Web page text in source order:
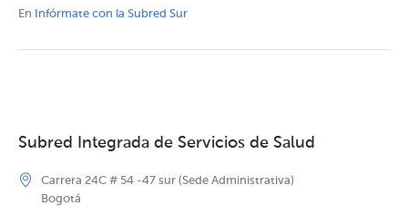
En Infórmate con la Subred Sur
Subred Integrada de Servicios de Salud
Carrera 24C # 54 -47 sur (Sede Administrativa)
Bogotá